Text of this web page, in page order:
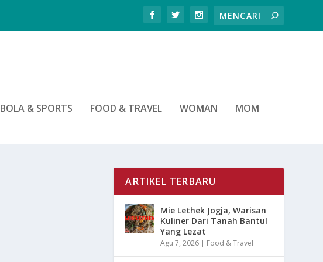
BOLA & SPORTS FOOD & TRAVEL WOMAN MOM
ARTIKEL TERBARU
Mie Lethek Jogja, Warisan
Kuliner Dari Tanah Bantul
Yang Lezat
Agu 7, 2026 | Food & Travel